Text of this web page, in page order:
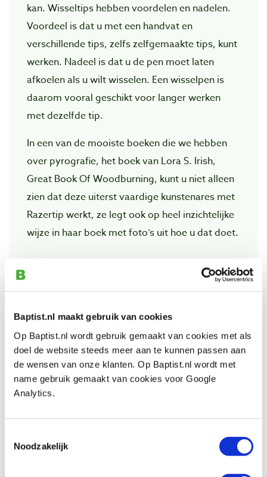
Baptist.nl maakt gebruik van cookies
Op Baptist.nl wordt gebruik gemaakt van cookies met als
doel de website steeds meer aan te kunnen passen aan
de wensen van onze klanten. Op Baptist.nl wordt met
name gebruik gemaakt van cookies voor Google
Analytics.
Noodzakelijk
kan. Wisseltips hebben voordelen en nadelen.
Voordeel is dat u met een handvat en
verschillende tips, zelfs zelfgemaakte tips, kunt
werken. Nadeel is dat u de pen moet laten
afkoelen als u wilt wisselen. Een wisselpen is
daarom vooral geschikt voor langer werken
met dezelfde tip.
In een van de mooiste boeken die we hebben
over pyrografie, het boek van Lora S. Irish,
Great Book Of Woodburning, kunt u niet alleen
zien dat deze uiterst vaardige kunstenares met
Razertip werkt, ze legt ook op heel inzichtelijke
wijze in haar boek met foto’s uit hoe u dat doet.
Bekijk ook
Razertip basisset voor pyrografie
Artikelnummer: 24855
€ 285,00 incl. btw
€ 235,54 excl. btw
Vergelijken
Razertip pyrografie pen met een kleine